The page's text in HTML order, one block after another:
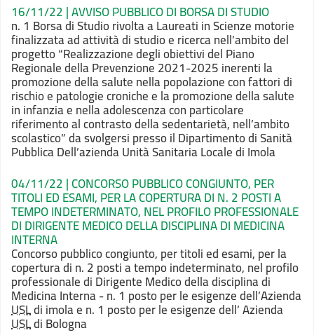
16/11/22 | AVVISO PUBBLICO DI BORSA DI STUDIO
n. 1 Borsa di Studio rivolta a Laureati in Scienze motorie
finalizzata ad attività di studio e ricerca nell’ambito del
progetto “Realizzazione degli obiettivi del Piano
Regionale della Prevenzione 2021-2025 inerenti la
promozione della salute nella popolazione con fattori di
rischio e patologie croniche e la promozione della salute
in infanzia e nella adolescenza con particolare
riferimento al contrasto della sedentarietà, nell’ambito
scolastico” da svolgersi presso il Dipartimento di Sanità
Pubblica Dell’azienda Unità Sanitaria Locale di Imola
04/11/22 | CONCORSO PUBBLICO CONGIUNTO, PER
TITOLI ED ESAMI, PER LA COPERTURA DI N. 2 POSTI A
TEMPO INDETERMINATO, NEL PROFILO PROFESSIONALE
DI DIRIGENTE MEDICO DELLA DISCIPLINA DI MEDICINA
INTERNA
Concorso pubblico congiunto, per titoli ed esami, per la
copertura di n. 2 posti a tempo indeterminato, nel profilo
professionale di Dirigente Medico della disciplina di
Medicina Interna - n. 1 posto per le esigenze dell’Azienda
USLdi imola e n. 1 posto per le esigenze dell’ Azienda
USLdi Bologna